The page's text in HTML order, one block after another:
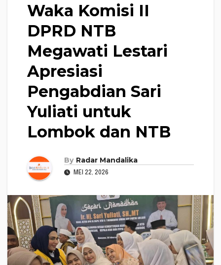
Waka Komisi II
DPRD NTB
Megawati Lestari
Apresiasi
Pengabdian Sari
Yuliati untuk
Lombok dan NTB
By Radar Mandalika
MEI 22, 2026